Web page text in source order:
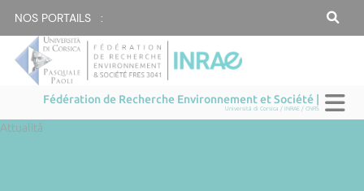
NOS PORTAILS :
Fédération de Recherche Environnement et Société |
Università di Corsica / INRAE / CNRS
Attualità